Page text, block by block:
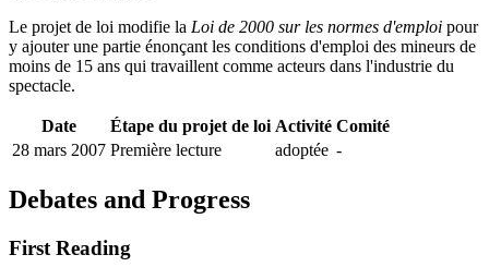
Le projet de loi modifie la Loi de 2000 sur les normes d'emploi pour
y ajouter une partie énonçant les conditions d'emploi des mineurs de
moins de 15 ans qui travaillent comme acteurs dans l'industrie du
spectacle.
Date Étape du projet de loi Activité Comité
28 mars 2007 Première lecture adoptée -
Debates and Progress
First Reading